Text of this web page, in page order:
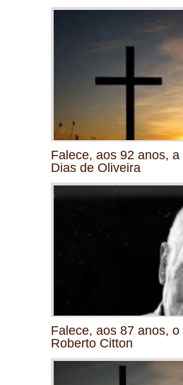
Falece, aos 92 anos,
Dias de Oliveira
Falece, aos 87 anos,
Roberto Citton